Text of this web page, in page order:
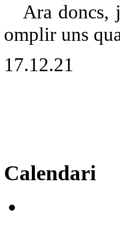
Ara doncs,
omplir uns
17.12.21
Calendari